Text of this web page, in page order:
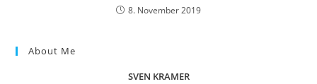
8. November 2019
About Me
SVEN KRAMER